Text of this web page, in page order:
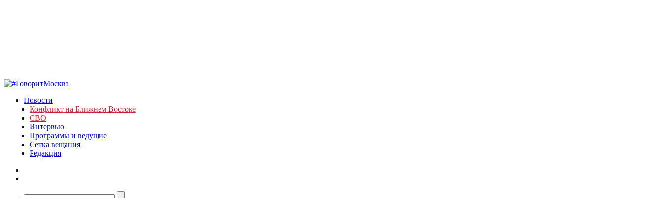
Новости
Конфликт на Ближнем Востоке
СВО
Интервью
Программы и ведущие
Сетка вещания
Редакция